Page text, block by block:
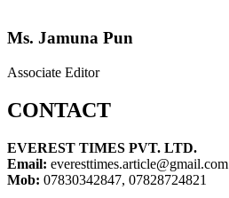
Ms. Jamuna Pun
Associate Editor
CONTACT
EVEREST TIMES PVT. LTD.
Email: everesttimes.article@gmail.com
Mob: 07830342847, 07828724821